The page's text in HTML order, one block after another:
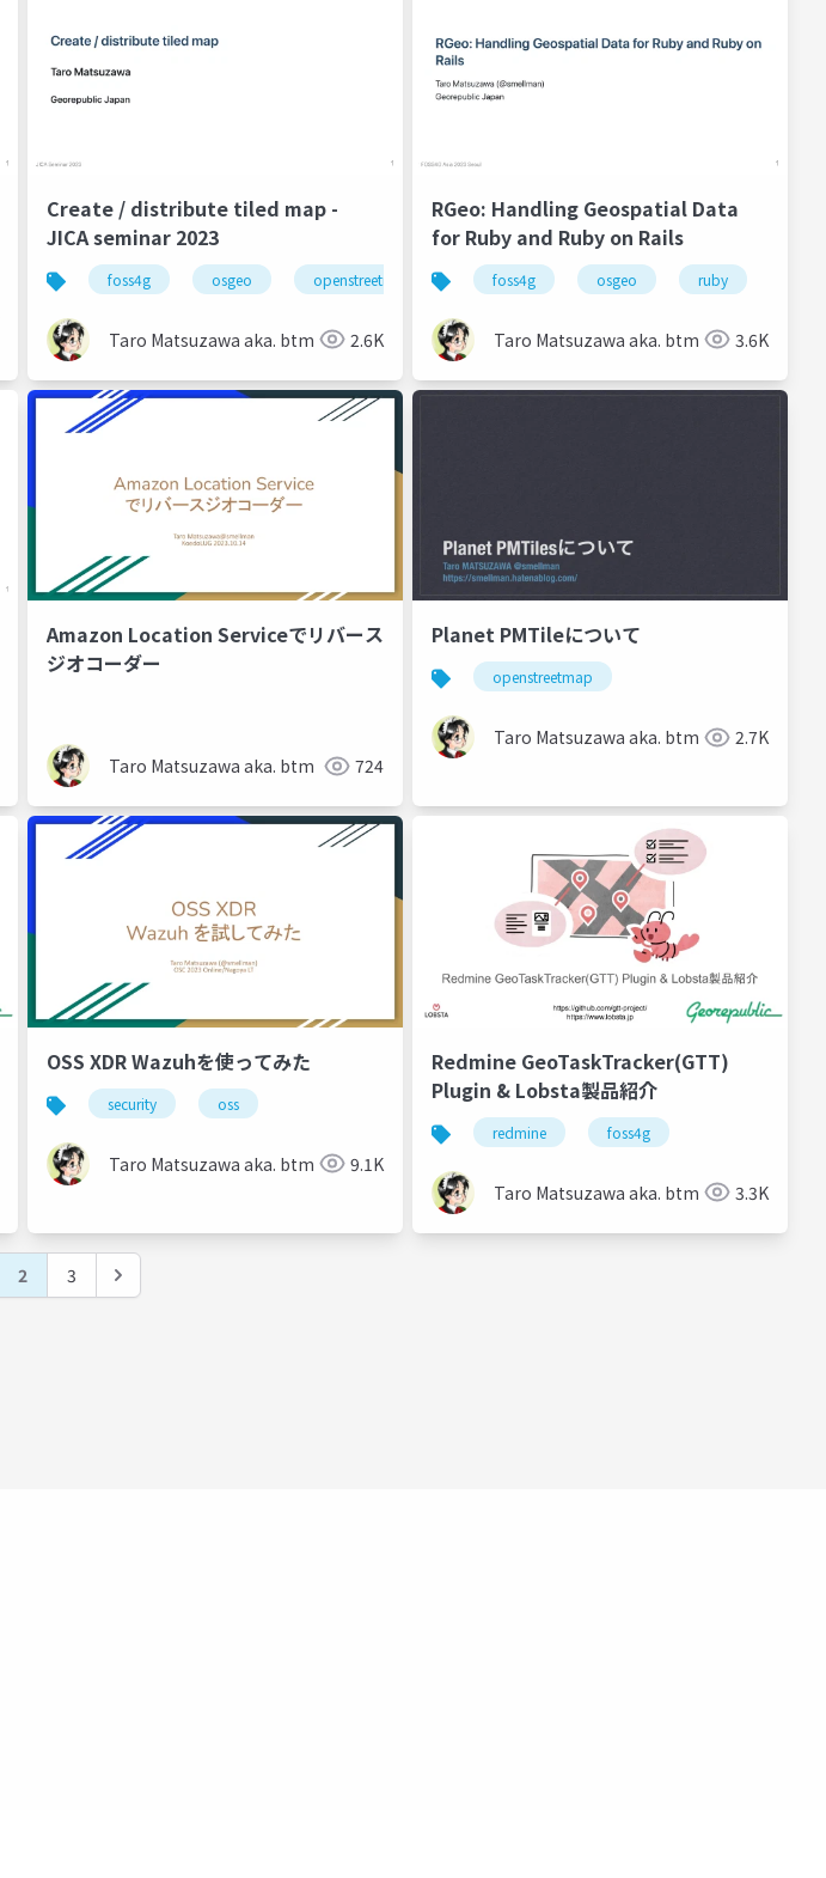
Create / distribute tiled map -
JICA seminar 2023
foss4g osgeo openstreetmap oss
Taro Matsuzawa aka. btm 2.6K
RGeo: Handling Geospatial Data
for Ruby and Ruby on Rails
foss4g osgeo ruby
Taro Matsuzawa aka. btm 3.6K
Amazon Location Serviceでリバース
ジオコーダー
Taro Matsuzawa aka. btm 724
Planet PMTileについて
openstreetmap
Taro Matsuzawa aka. btm 2.7K
OSS XDR Wazuhを使ってみた
security oss
Taro Matsuzawa aka. btm 9.1K
Redmine GeoTaskTracker(GTT)
Plugin & Lobsta製品紹介
redmine foss4g
Taro Matsuzawa aka. btm 3.3K
2 3